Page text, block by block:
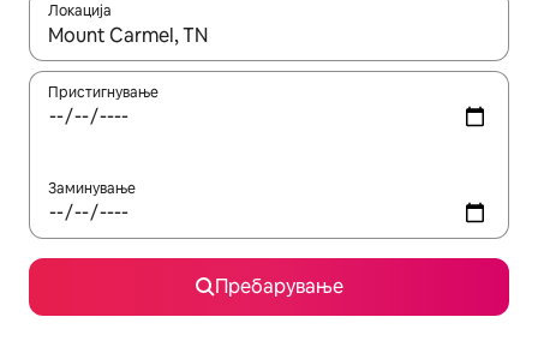
Локација
Кога резултатите се достапни, движете се со копчињата
Пристигнување
Заминување
Пребарување